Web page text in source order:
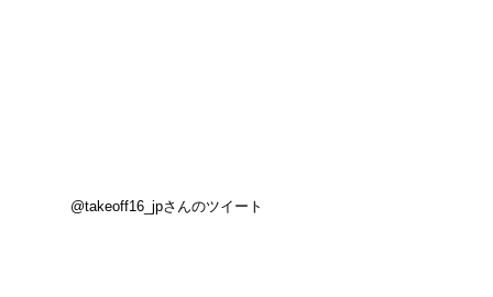
@takeoff16_jpさんのツイート